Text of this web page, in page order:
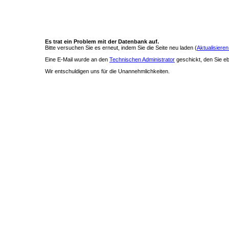
Es trat ein Problem mit der Datenbank auf.
Bitte versuchen Sie es erneut, indem Sie die Seite neu laden (
Eine E-Mail wurde an den Technischen Administrator geschickt, den Sie
Wir entschuldigen uns für die Unannehmlichkeiten.